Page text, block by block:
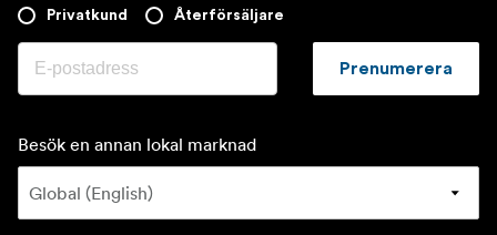
Privatkund Återförsäljare
Prenumerera
Besök en annan lokal marknad